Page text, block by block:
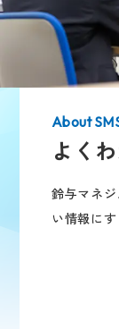
よく
鈴与マネ
い情報に